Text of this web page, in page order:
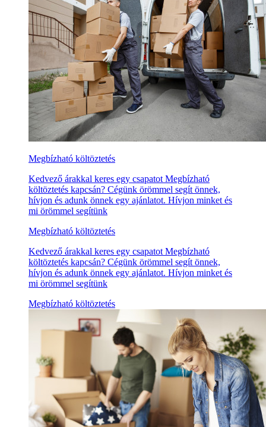
Megbízható költöztetés
Kedvező árakkal keres egy csapatot Megbízható
költöztetés kapcsán? Cégünk örömmel segít önnek,
hívjon és adunk önnek egy ajánlatot. Hívjon minket és
mi örömmel segítünk
Megbízható költöztetés
Kedvező árakkal keres egy csapatot Megbízható
költöztetés kapcsán? Cégünk örömmel segít önnek,
hívjon és adunk önnek egy ajánlatot. Hívjon minket és
mi örömmel segítünk
Megbízható költöztetés